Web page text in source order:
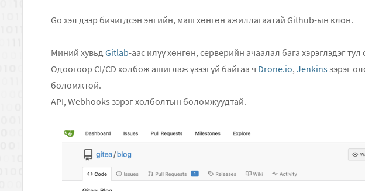
Go хэл дээр бичигдсэн энгийн, маш хөнгөн ажиллагаатай Github-ын клон.
Миний хувьдGitlab-аас илүү хөнгөн, серверийн ачаалал бага хэрэглэдэг
Одоогоор CI/CD холбож ашиглаж үзээгүй байгаа ч Drone.io, Jenkins зэрэг
боломжтой.
API, Webhooks зэрэг холболтын боломжуудтай.